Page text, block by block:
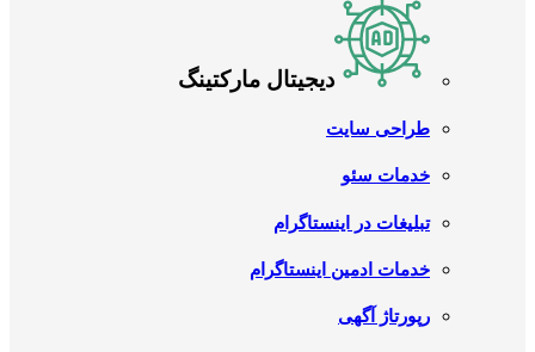
دیجیتال مارکتینگ
طراحی سایت
خدمات سئو
تبلیغات در اینستاگرام
خدمات ادمین اینستاگرام
رپورتاژ آگهی